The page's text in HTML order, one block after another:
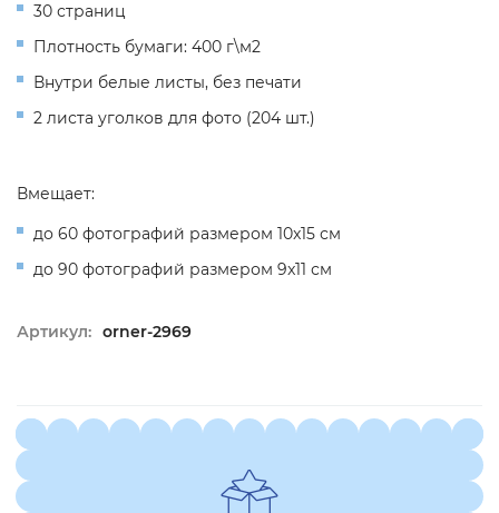
30 страниц
Плотность бумаги: 400 г\м2
Внутри белые листы, без печати
2 листа уголков для фото (204 шт.)
Вмещает:
до 60 фотографий размером 10x15 см
до 90 фотографий размером 9x11 см
Артикул: orner-2969